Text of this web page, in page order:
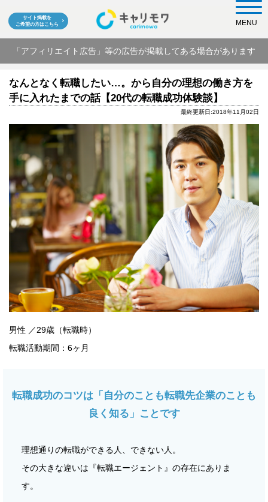
サイト掲載を
ご希望の方はこちら
「アフィリエイト広告」等の広告が掲載してある場合があります
MENU
なんとなく転職したい…。から自分の理想の働き方を
手に入れたまでの話【20代の転職成功体験談】
最終更新日:2018年11月02日
男性 ／29歳（転職時）
転職活動期間：6ヶ月
転職成功のコツは「自分のことも転職先企業のことも
良く知る」ことです
理想通りの転職ができる人、できない人。
その大きな違いは『転職エージェント』の存在にありま
す。